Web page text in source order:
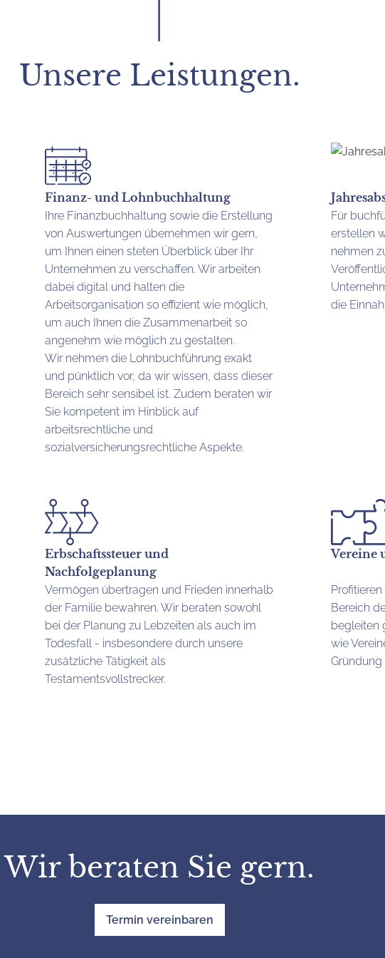
Unsere Leistungen.
Finanz- und Lohnbuchhaltung
Ihre Finanzbuchhaltung sowie die Erstellung
von Auswertungen übernehmen wir gern,
um Ihnen einen steten Überblick über Ihr
Unternehmen zu verschaffen. Wir arbeiten
dabei digital und halten die
Arbeitsorganisation so effizient wie möglich,
um auch Ihnen die Zusammenarbeit so
angenehm wie möglich zu gestalten.
Wir nehmen die Lohnbuchführung exakt
und pünktlich vor, da wir wissen, dass dieser
Bereich sehr sensibel ist. Zudem beraten wir
Sie kompetent im Hinblick auf
arbeitsrechtliche und
sozialversicherungsrechtliche Aspekte.
Für
erstellen
nehmen
die
Erbschaftssteuer und
Nachfolgeplanung
Vermögen übertragen und Frieden innerhalb
der Familie bewahren. Wir beraten sowohl
bei der Planung zu Lebzeiten als auch im
Todesfall - insbesondere durch unsere
zusätzliche Tätigkeit als
Testamentsvollstrecker.
Vereine
Bereich
begleiten
wie
Wir beraten Sie gern.
Termin vereinbaren